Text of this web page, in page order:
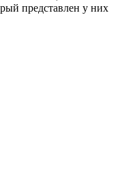
представлен у них